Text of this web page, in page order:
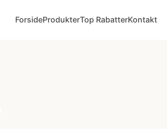
ForsideProdukterTop RabatterKontakt